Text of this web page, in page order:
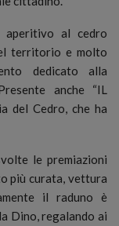
aperitivo al cedro
territorio e molto
dedicato alla
anche “IL
del Cedro, che ha
le premiazioni
più curata, vettura
il raduno è
Dino, regalando ai